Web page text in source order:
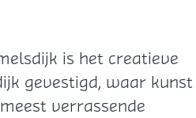
is het creatieve
gevestigd, waar kunst
verrassende